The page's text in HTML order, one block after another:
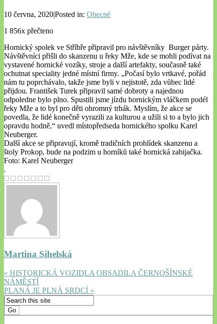
10 června, 2020|Posted in: Obecné
1 856x přečteno
Hornický spolek ve Stříbře připravil pro návštěvníky Burger párty.
Návštěvníci přišli do skanzenu u řeky Mže, kde se mohli podívat na
vystavené hornické vozíky, stroje a další artefakty, současně také
ochutnat speciality jedné místní firmy. „Počasí bylo vrtkavé, pořád
nám tu poprchávalo, takže jsme byli v nejistotě, zda vůbec lidé
přijdou. František Turek připravil samé dobroty a najednou
odpoledne bylo plno. Spustili jsme jízdu hornickým vláčkem podél
řeky Mže a to byl pro děti ohromný trhák. Myslím, že akce se
povedla, že lidé konečně vyrazili za kulturou a užili si to a bylo jich
opravdu hodně,“ uvedl místopředseda hornického spolku Karel
Neuberger.
Další akce se připravují, kromě tradičních prohlídek skanzenu a
štoly Prokop, bude na podzim u horníků také hornická zabijačka.
Foto: Karel Neuberger
.
Martina Sihelská
« HISTORICKÁ VOZIDLA OBSADILA ČERNOŠÍNSKÉ
NÁMĚSTÍ
PLANÁ JE PLNÁ SRDCÍ »